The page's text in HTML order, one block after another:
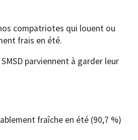
compatriotes qui louent ou
frais en été.
parviennent à garder leur
fraîche en été (90,7 %)